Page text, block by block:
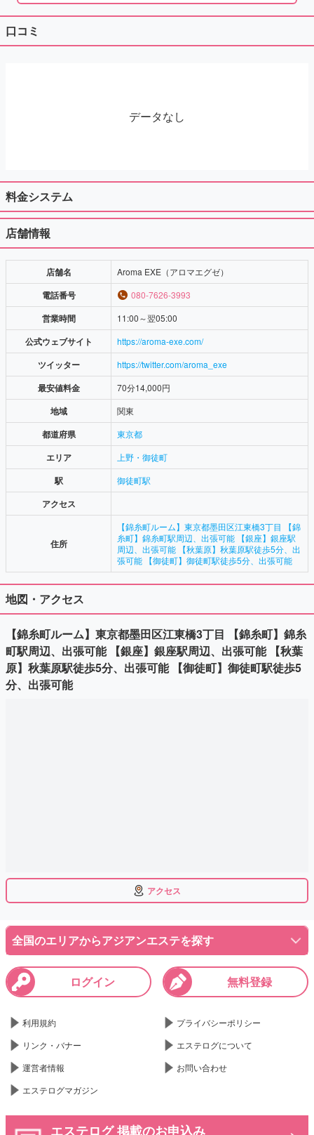
口コミ
データなし
料金システム
店舗情報
店舗名 Aroma EXE（アロマエグゼ）
電話番号 080-7626-3993
営業時間 11:00～翌05:00
公式ウェブサイト https://aroma-exe.com/
ツイッター https://twitter.com/aroma_exe
最安値料金 70分14,000円
地域 関東
都道府県 東京都
エリア 上野・御徒町
駅 御徒町駅
アクセス
住所
【錦糸町ルーム】東京都墨田区江東橋3丁目 【錦
糸町】錦糸町駅周辺、出張可能 【銀座】銀座駅
周辺、出張可能 【秋葉原】秋葉原駅徒歩5分、出
張可能 【御徒町】御徒町駅徒歩5分、出張可能
地図・アクセス
【錦糸町ルーム】東京都墨田区江東橋3丁目 【錦糸町】錦糸
町駅周辺、出張可能 【銀座】銀座駅周辺、出張可能 【秋葉
原】秋葉原駅徒歩5分、出張可能 【御徒町】御徒町駅徒歩5
分、出張可能
アクセス
全国のエリアからアジアンエステを探す
ログイン 無料登録
利用規約
プライバシーポリシー
リンク・バナー
エステログについて
運営者情報
お問い合わせ
エステログマガジン
エステログ 掲載のお申込み